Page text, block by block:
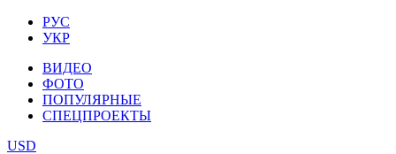
РУС
УКР
ВИДЕО
ФОТО
ПОПУЛЯРНЫЕ
СПЕЦПРОЕКТЫ
USD